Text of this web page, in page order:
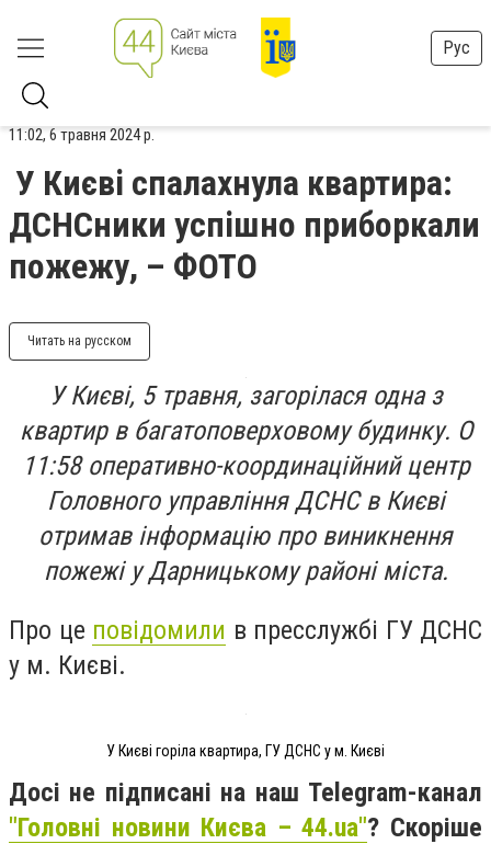
Рус
11:02, 6 травня 2024 р.
У Києві спалахнула квартира:
ДСНСники успішно приборкали
пожежу, – ФОТО
Читать на русском
У Києві, 5 травня, загорілася одна з
квартир в багатоповерховому будинку. О
11:58 оперативно-координаційний центр
Головного управління ДСНС в Києві
отримав інформацію про виникнення
пожежі у Дарницькому районі міста.
Про це повідомили в пресслужбі ГУ ДСНС
у м. Києві.
У Києві горіла квартира, ГУ ДСНС у м. Києві
Досі не підписані на наш Telegram-канал
"Головні новини Києва – 44.ua"? Скоріше